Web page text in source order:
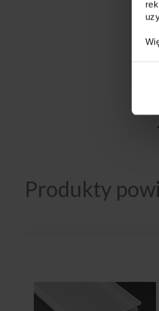
Produkty